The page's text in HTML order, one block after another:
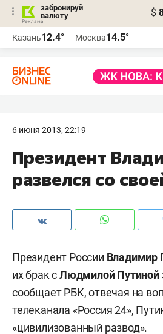
забронируй
валюту
$
Казань12.4° Москва14.5°
6 июня 2013, 22:19
Президент
развелся со
Президент России Владимир
их брак сЛюдмилой Путиной
сообщает РБК, отвечая на
телеканала «Россия 24»,
«цивилизованный развод».